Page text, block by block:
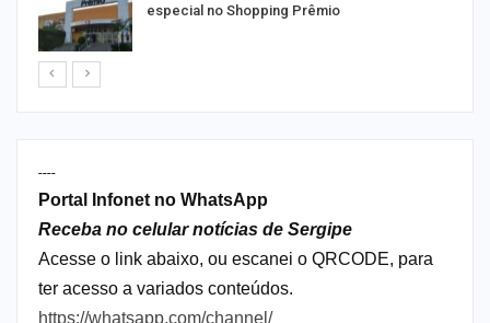
especial no Shopping Prêmio
----
Portal Infonet no WhatsApp
Receba no celular notícias de Sergipe
Acesse o link abaixo, ou escanei o QRCODE, para
ter acesso a variados conteúdos.
https://whatsapp.com/channel/